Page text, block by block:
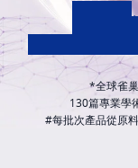
130*
專業學術期刊
130
專業學術期刊
*全球雀
130篇專業學
#每批次產品從原